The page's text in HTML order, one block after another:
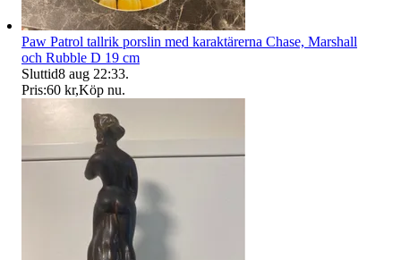
Paw Patrol tallrik porslin med karaktärerna Chase, Marshall
och Rubble D 19 cm
Sluttid8 aug 22:33.
Pris:60 kr,Köp nu.